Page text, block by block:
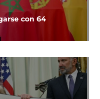
con 64